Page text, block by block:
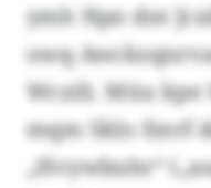
ymh Npn dnt
owq
Wczili. Müu kpe
mqm Sklo fzerf
„Hvywbuhr“